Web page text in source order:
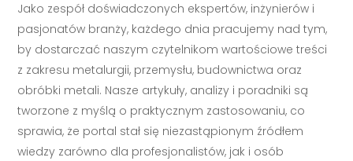
Jako zespół doświadczonych ekspertów, inżynierów i
pasjonatów branży, każdego dnia pracujemy nad tym,
by dostarczać naszym czytelnikom wartościowe treści
z zakresu metalurgii, przemysłu, budownictwa oraz
obróbki metali. Nasze artykuły, analizy i poradniki są
tworzone z myślą o praktycznym zastosowaniu, co
sprawia, że portal stał się niezastąpionym źródłem
wiedzy zarówno dla profesjonalistów, jak i osób